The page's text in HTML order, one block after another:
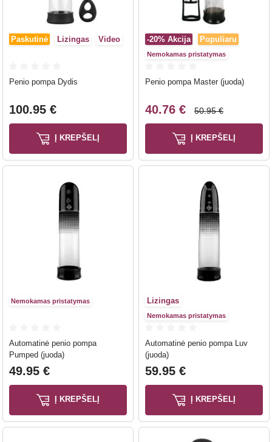
Paskutinė Lizingas Video
Penio pompa Dydis
100.95 €
Į KREPŠELĮ
-20% Akcija Populiaru
Nemokamas pristatymas
Penio pompa Master (juoda)
40.76 € 50.95 €
Į KREPŠELĮ
Nemokamas pristatymas
Automatinė penio pompa
Pumped (juoda)
49.95 €
Į KREPŠELĮ
Lizingas
Nemokamas pristatymas
Automatinė penio pompa Luv
(juoda)
59.95 €
Į KREPŠELĮ